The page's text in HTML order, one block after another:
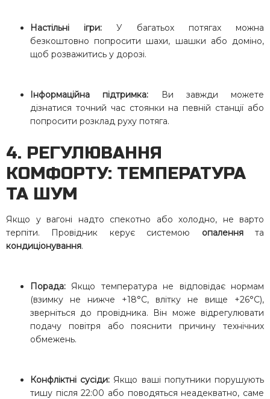
Настільні ігри: У багатьох потягах можна
безкоштовно попросити шахи, шашки або доміно,
щоб розважитись у дорозі.
Інформаційна підтримка: Ви завжди можете
дізнатися точний час стоянки на певній станції або
попросити розклад руху потяга.
4. РЕГУЛЮВАННЯ
КОМФОРТУ: ТЕМПЕРАТУРА
ТА ШУМ
Якщо у вагоні надто спекотно або холодно, не варто
терпіти. Провідник керує системою опаленнята
кондиціонування.
Порада: Якщо температура не відповідає нормам
(взимку не нижче +18°C, влітку не вище +26°C),
зверніться до провідника. Він може відрегулювати
подачу повітря або пояснити причину технічних
обмежень.
Конфліктні сусіди: Якщо ваші попутники порушують
тишу після 22:00 або поводяться неадекватно, саме